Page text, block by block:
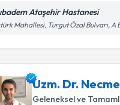
Ataşehir Hastanesi
Mahallesi, Turgut Özal Bulvarı, A
Uzm. Dr.
Geleneksel ve